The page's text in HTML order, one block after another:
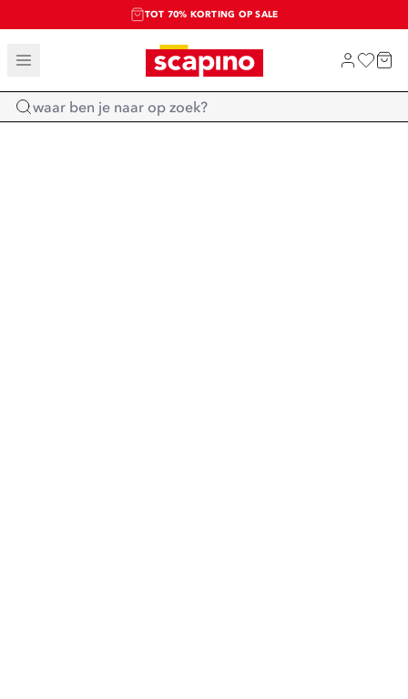
TOT 70% KORTING OP SALE
SALE: LAATSTE KANS!
SHOP NIEUW
Home